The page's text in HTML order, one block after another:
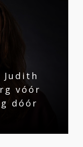
vóór
dóór